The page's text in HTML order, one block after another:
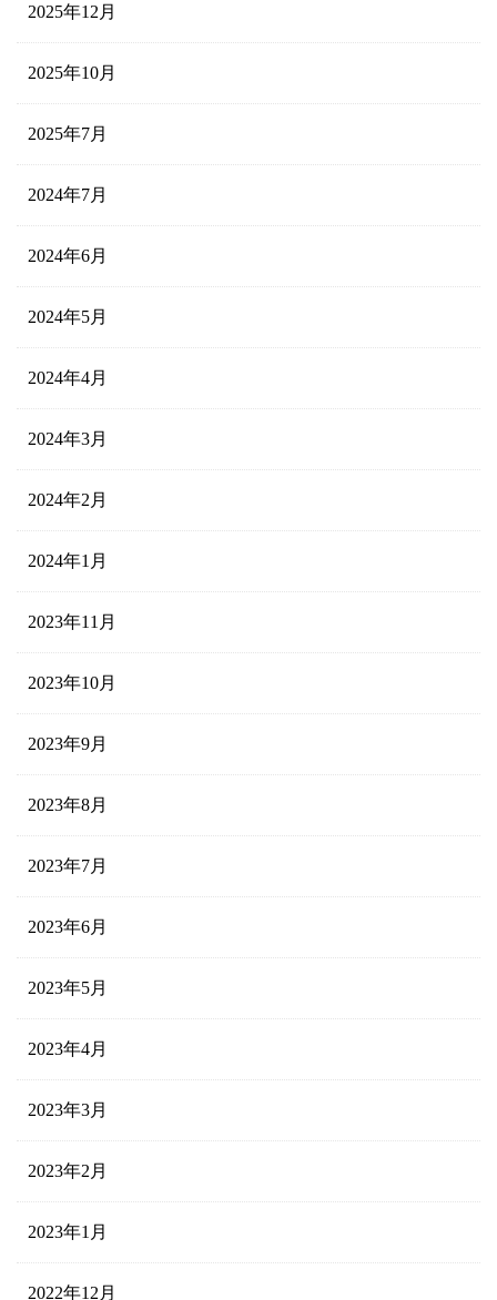
2025年12月
2025年10月
2025年7月
2024年7月
2024年6月
2024年5月
2024年4月
2024年3月
2024年2月
2024年1月
2023年11月
2023年10月
2023年9月
2023年8月
2023年7月
2023年6月
2023年5月
2023年4月
2023年3月
2023年2月
2023年1月
2022年12月